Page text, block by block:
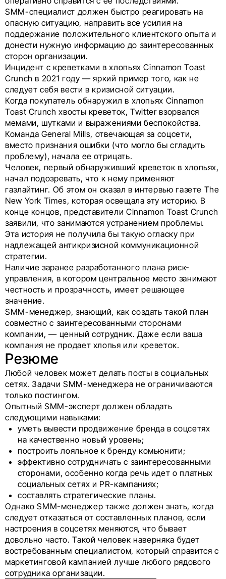
SMM-специалист должен быстро реагировать на
опасную ситуацию, направить все усилия на
поддержание положительного клиентского опыта и
донести нужную информацию до заинтересованных
сторон организации.
Инцидент с креветками в хлопьях Cinnamon Toast
Crunch в 2021 году — яркий пример того, какне
следует себя вести в кризисной ситуации.
Когда покупатель обнаружил в хлопьях Cinnamon
Toast Crunch хвосты креветок, Twitter взорвался
мемами, шутками и выражениями беспокойства.
Команда General Mills, отвечающая за соцсети,
вместо признания ошибки (что могло бы сгладить
проблему), начала ее отрицать.
Человек, первый обнаруживший креветок в хлопьях,
начал подозревать, что к нему применяют
газлайтинг. Об этом он сказал в интервью газете The
New York Times, которая освещала эту историю. В
конце концов, представители Cinnamon Toast Crunch
заявили, что занимаются устранением проблемы.
Эта история не получила бы такую огласку при
надлежащей антикризисной коммуникационной
стратегии.
Наличие заранее разработанного плана риск-
управления, в котором центральное место занимают
честность и прозрачность, имеет решающее
значение.
SMM-менеджер, знающий, как создать такой план
совместно с заинтересованными сторонами
компании, — ценный сотрудник. Даже если ваша
компания не продает хлопья или креветок.
Резюме
Любой человек может делать посты в социальных
сетях. Задачи SMM-менеджера не ограничиваются
только постингом.
Опытный SMM-эксперт должен обладать
следующими навыками:
уметь вывести продвижение бренда в соцсетях
на качественно новый уровень;
построить лояльное к бренду комьюнити;
эффективно сотрудничать с заинтересованными
сторонами, особенно когда речь идет о платных
социальных сетях и PR-кампаниях;
составлять стратегические планы.
Однако SMM-менеджер также должен знать, когда
следует отказаться от составленных планов, если
настроения в соцсетях меняются, что бывает
довольно часто. Такой человек наверняка будет
востребованным специалистом, который справится с
маркетинговой кампанией лучше любого рядового
сотрудника организации.